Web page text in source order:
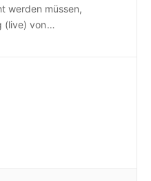
werden müssen,
(live) von